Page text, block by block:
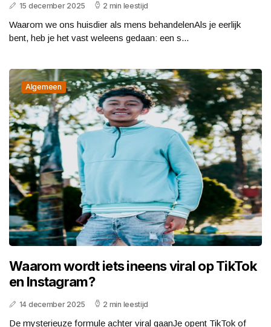
15 december 2025 2 min leestijd
Waarom we ons huisdier als mens behandelenAls je eerlijk
bent, heb je het vast weleens gedaan: een s...
Algemeen
Waarom wordt iets ineens viral op TikTok
en Instagram?
14 december 2025 2 min leestijd
De mysterieuze formule achter viral gaanJe opent TikTok of